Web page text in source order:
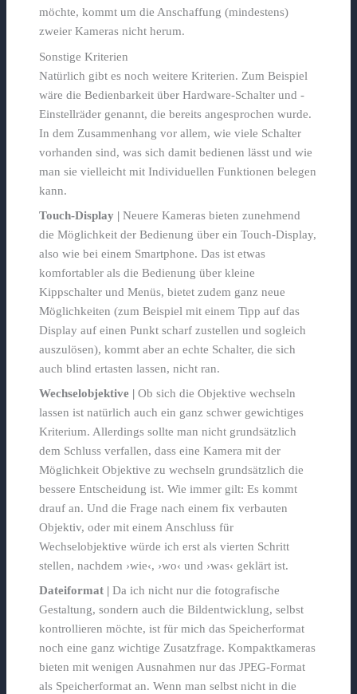
möchte, kommt um die Anschaffung (mindestens)
zweier Kameras nicht herum.
Sonstige Kriterien
Natürlich gibt es noch weitere Kriterien. Zum Beispiel
wäre die Bedienbarkeit über Hardware-Schalter und -
Einstellräder genannt, die bereits angesprochen wurde.
In dem Zusammenhang vor allem, wie viele Schalter
vorhanden sind, was sich damit bedienen lässt und wie
man sie vielleicht mit Individuellen Funktionen belegen
kann.
Touch-Display | Neuere Kameras bieten zunehmend
die Möglichkeit der Bedienung über ein Touch-Display,
also wie bei einem Smartphone. Das ist etwas
komfortabler als die Bedienung über kleine
Kippschalter und Menüs, bietet zudem ganz neue
Möglichkeiten (zum Beispiel mit einem Tipp auf das
Display auf einen Punkt scharf zustellen und sogleich
auszulösen), kommt aber an echte Schalter, die sich
auch blind ertasten lassen, nicht ran.
Wechselobjektive | Ob sich die Objektive wechseln
lassen ist natürlich auch ein ganz schwer gewichtiges
Kriterium. Allerdings sollte man nicht grundsätzlich
dem Schluss verfallen, dass eine Kamera mit der
Möglichkeit Objektive zu wechseln grundsätzlich die
bessere Entscheidung ist. Wie immer gilt: Es kommt
drauf an. Und die Frage nach einem fix verbauten
Objektiv, oder mit einem Anschluss für
Wechselobjektive würde ich erst als vierten Schritt
stellen, nachdem ›wie‹, ›wo‹ und ›was‹ geklärt ist.
Dateiformat |Da ich nicht nur die fotografische
Gestaltung, sondern auch die Bildentwicklung, selbst
kontrollieren möchte, ist für mich das Speicherformat
noch eine ganz wichtige Zusatzfrage. Kompaktkameras
bieten mit wenigen Ausnahmen nur das JPEG-Format
als Speicherformat an. Wenn man selbst nicht in die